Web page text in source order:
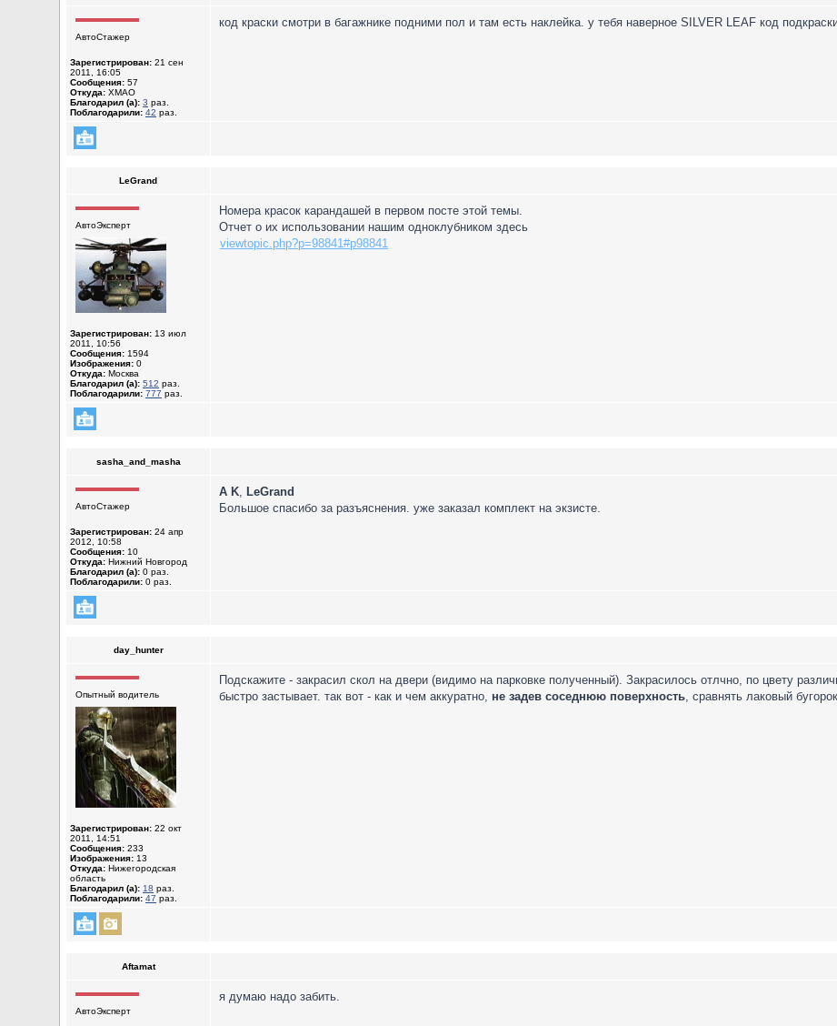
АвтоСтажер
Зарегистрирован: 21 сен
2011, 16:05
Сообщения: 57
Откуда: ХМАО
Благодарил (а): 3 раз.
Поблагодарили: 42 раз.
код краски смотри в багажнике подними пол и там есть наклейка. у тебя наверное SILVER LEAF код
LeGrand
АвтоЭксперт
Зарегистрирован: 13 июл
2011, 10:56
Сообщения: 1594
Изображения: 0
Откуда: Москва
Благодарил (а): 512 раз.
Поблагодарили: 777 раз.
Номера красок карандашей в первом посте этой темы.
Отчет о их использовании нашим одноклубником здесь
viewtopic.php?p=98841#p98841
sasha_and_masha
АвтоСтажер
Зарегистрирован: 24 апр
2012, 10:58
Сообщения: 10
Откуда: Нижний Новгород
Благодарил (а): 0 раз.
Поблагодарили: 0 раз.
A K, LeGrand
Большое спасибо за разъяснения. уже заказал комплект на экзисте.
day_hunter
Опытный водитель
Зарегистрирован: 22 окт
2011, 14:51
Сообщения: 233
Изображения: 13
Откуда: Нижегородская
область
Благодарил (а): 18 раз.
Поблагодарили: 47 раз.
Подскажите - закрасил скол на двери (видимо на парковке полученный). Закрасилось отлчно, по цвету
быстро застывает. так вот - как и чем аккуратно, не задев соседнюю поверхность, сравнять лаковый
Aftamat
АвтоЭксперт
я думаю надо забить.